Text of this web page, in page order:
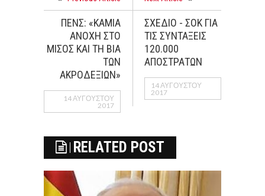
ΠΕΝΣ: «ΚΑΜΙΑ
ΑΝΟΧΗ ΣΤΟ
ΜΙΣΟΣ ΚΑΙ ΤΗ ΒΙΑ
ΤΩΝ
ΑΚΡΟΔΕΞΙΩΝ»
14 ΑΥΓΟΎΣΤΟΥ
2017
ΣΧΕΔΙΟ - ΣΟΚ ΓΙΑ
ΤΙΣ ΣΥΝΤΑΞΕΙΣ
120.000
ΑΠΟΣΤΡΑΤΩΝ
14 ΑΥΓΟΎΣΤΟΥ
2017
RELATED POST